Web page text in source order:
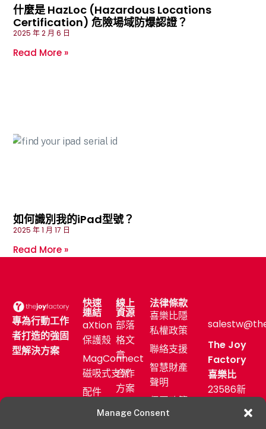
Manage Consent
什麼是 HazLoc (Hazardous Locations
Certification) 危險場域防爆認證？
2025 年 2 月 6 日
Read More »
如何識別我的iPad型號？
2025 年 1 月 17 日
Read More »
專為行動工作
者打造的強固
型解決方案
快速
連結
aXtion
保護殼
MagConnect
磁吸式支架
配件
產業
線上
資源
部落
格文
章
合作
方案
售後
服務
法律條款
喜樂比隱
私權政策
聯絡支援
智慧財產
聲明
保固政策
The Joy
Factory
喜樂比
23586新
區中正路